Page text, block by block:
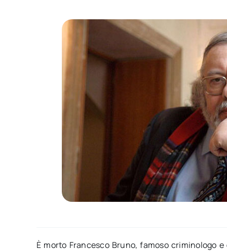
È morto Francesco Bruno, famoso criminologo